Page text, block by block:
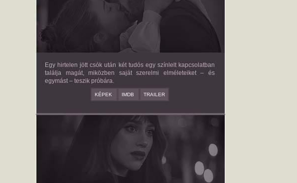
THE LOVE HYPOTHESIS
2026/09/23
OLIVE SMITH
Egy hirtelen jött csók után két tudós egy színlelt kapcsolatban
találja magát, miközben saját szerelmi elméleteiket – és
egymást – teszik próbára.
KÉPEK IMDB TRAILER
FORBIDDEN FRUITS
2026/03/27
APPLE